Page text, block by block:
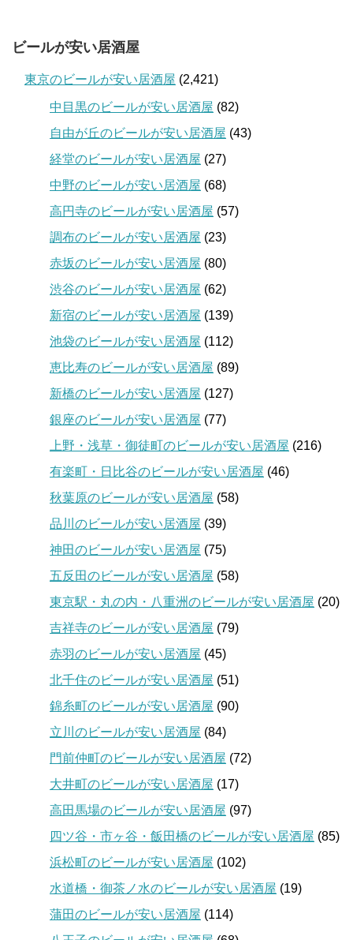
ビールが安い居酒屋
東京のビールが安い居酒屋 (2,421)
中目黒のビールが安い居酒屋 (82)
自由が丘のビールが安い居酒屋 (43)
経堂のビールが安い居酒屋 (27)
中野のビールが安い居酒屋 (68)
高円寺のビールが安い居酒屋 (57)
調布のビールが安い居酒屋 (23)
赤坂のビールが安い居酒屋 (80)
渋谷のビールが安い居酒屋 (62)
新宿のビールが安い居酒屋 (139)
池袋のビールが安い居酒屋 (112)
恵比寿のビールが安い居酒屋 (89)
新橋のビールが安い居酒屋 (127)
銀座のビールが安い居酒屋 (77)
上野・浅草・御徒町のビールが安い居酒屋 (216)
有楽町・日比谷のビールが安い居酒屋 (46)
秋葉原のビールが安い居酒屋 (58)
品川のビールが安い居酒屋 (39)
神田のビールが安い居酒屋 (75)
五反田のビールが安い居酒屋 (58)
東京駅・丸の内・八重洲のビールが安い居酒屋 (20)
吉祥寺のビールが安い居酒屋 (79)
赤羽のビールが安い居酒屋 (45)
北千住のビールが安い居酒屋 (51)
錦糸町のビールが安い居酒屋 (90)
立川のビールが安い居酒屋 (84)
門前仲町のビールが安い居酒屋 (72)
大井町のビールが安い居酒屋 (17)
高田馬場のビールが安い居酒屋 (97)
四ツ谷・市ヶ谷・飯田橋のビールが安い居酒屋 (85)
浜松町のビールが安い居酒屋 (102)
水道橋・御茶ノ水のビールが安い居酒屋 (19)
蒲田のビールが安い居酒屋 (114)